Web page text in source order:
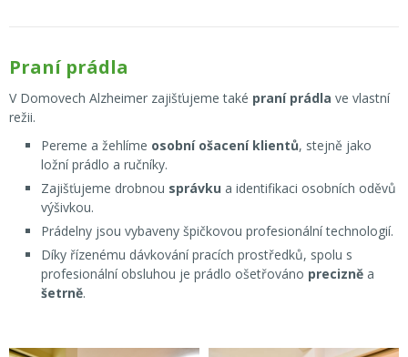
Praní prádla
V Domovech Alzheimer zajišťujeme také praní prádla ve vlastní
režii.
Pereme a žehlíme osobní ošacení klientů, stejně jako
ložní prádlo a ručníky.
Zajišťujeme drobnou správku a identifikaci osobních oděvů
výšivkou.
Prádelny jsou vybaveny špičkovou profesionální technologií.
Díky řízenému dávkování pracích prostředků, spolu s
profesionální obsluhou je prádlo ošetřováno precizně a
šetrně.